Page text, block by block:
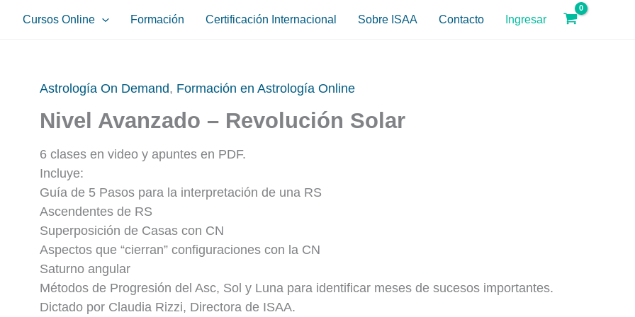
Cursos Online Formación Certificación Internacional Sobre ISAA Contacto Ingresar
Astrología On Demand, Formación en Astrología Online
Nivel Avanzado – Revolución Solar
6 clases en video y apuntes en PDF.
Incluye:
Guía de 5 Pasos para la interpretación de una RS
Ascendentes de RS
Superposición de Casas con CN
Aspectos que “cierran” configuraciones con la CN
Saturno angular
Métodos de Progresión del Asc, Sol y Luna para identificar meses de sucesos importantes.
Dictado por Claudia Rizzi, Directora de ISAA.